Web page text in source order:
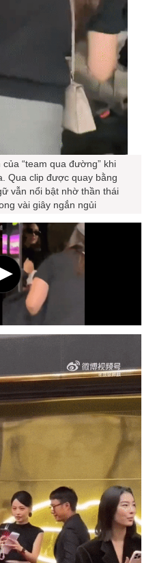
“team qua đường” khi
Qua clip được quay bằng
vẫn nổi bật nhờ thần thái
vài giây ngắn ngủi